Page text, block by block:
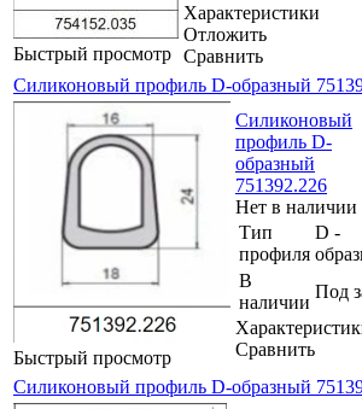
Быстрый просмотр
Характеристики
Отложить
Сравнить
Силиконовый профиль D-образный
Быстрый просмотр
Силиконовый
профиль D-
образный
751392.226
Нет в наличии
Тип
профиля
D -
В
наличии
Под
Сравнить
Силиконовый профиль D-образный